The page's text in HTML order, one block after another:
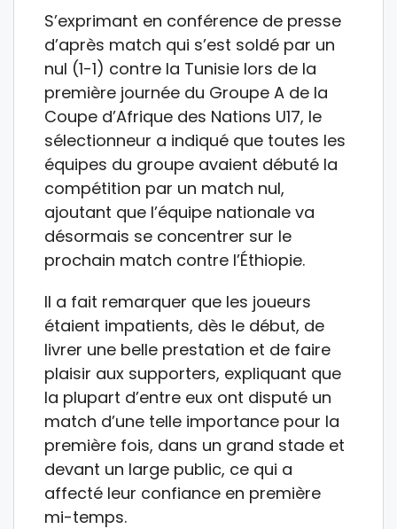
S’exprimant en conférence de presse
d’après match qui s’est soldé par un
nul (1-1) contre la Tunisie lors de la
première journée du Groupe A de la
Coupe d’Afrique des Nations U17, le
sélectionneur a indiqué que toutes les
équipes du groupe avaient débuté la
compétition par un match nul,
ajoutant que l’équipe nationale va
désormais se concentrer sur le
prochain match contre l’Éthiopie.
Il a fait remarquer que les joueurs
étaient impatients, dès le début, de
livrer une belle prestation et de faire
plaisir aux supporters, expliquant que
la plupart d’entre eux ont disputé un
match d’une telle importance pour la
première fois, dans un grand stade et
devant un large public, ce qui a
affecté leur confiance en première
mi-temps.